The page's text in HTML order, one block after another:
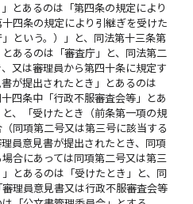
とあるのは「第四条の規定により
四条の規定により引継ぎを受けた
という。）」と、同法第十三条第
あるのは「審査庁」と、同法第二
又は審理員から第四十条に規定す
が提出されたとき」とあるのは
十四条中「行政不服審査会等」とあ
、「受けたとき（前条第一項の規
同項第二号又は第三号に該当する
員意見書が提出されたとき、同項
合にあっては同項第二号又は第三
とあるのは「受けたとき」と、同
理員意見書又は行政不服審査会等